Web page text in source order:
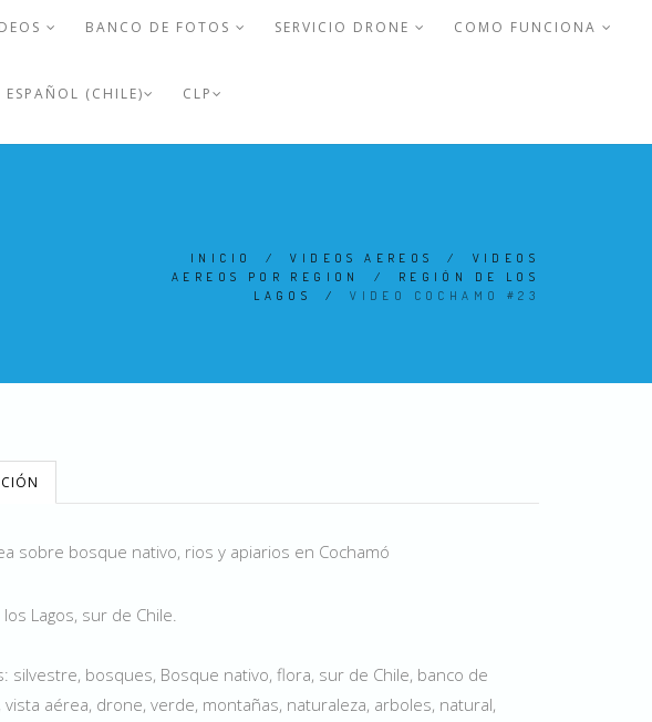
BANCO DE FOTOS SERVICIO DRONE COMO FUNCIONA
ESPAÑOL (CHILE) CLP
INICIO /VIDEOS AEREOS / VIDEOS
AEREOS POR REGION
/ REGIÓN DE LOS
LAGOS
/VIDEO COCHAMO #23
sobre bosque nativo, rios y apiarios en Cochamó
Lagos, sur de Chile.
silvestre, bosques, Bosque nativo, flora, sur de Chile, banco de
vista aérea, drone, verde, montañas, naturaleza, arboles, natural,